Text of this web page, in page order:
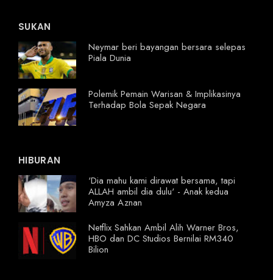
SUKAN
Neymar beri bayangan bersara selepas
Piala Dunia
Polemik Pemain Warisan & Implikasinya
Terhadap Bola Sepak Negara
HIBURAN
'Dia mahu kami dirawat bersama, tapi
ALLAH ambil dia dulu' - Anak kedua
Amyza Aznan
Netflix Sahkan Ambil Alih Warner Bros,
HBO dan DC Studios Bernilai RM340
Bilion